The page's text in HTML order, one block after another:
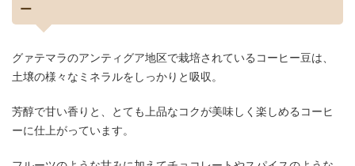
ー
グァテマラのアンティグア地区で栽培されているコーヒー豆は、
土壌の様々なミネラルをしっかりと吸収。
芳醇で甘い香りと、とても上品なコクが美味しく楽しめるコーヒ
ーに仕上がっています。